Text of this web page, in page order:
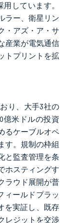
しています。
ラー、衛星リン
・アズ・ア・サ
産業が電気通信
トプリントを拡
り、大手3社の
億米ドルの投資
るケーブルオペ
す。規制の枠組
と監査管理を条
ホスティングす
ラウド展開が普
ィールドプラッ
を実証し、既存
レジットを交渉